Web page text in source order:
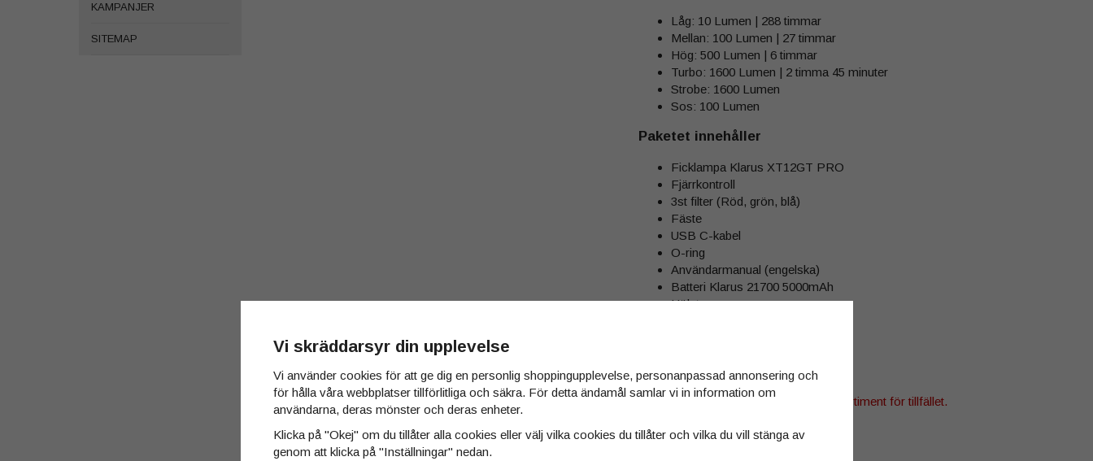
KAMPANJER
SITEMAP
Låg: 10 Lumen | 288 timmar
Mellan: 100 Lumen | 27 timmar
Hög: 500 Lumen | 6 timmar
Turbo: 1600 Lumen | 2 timma 45 minuter
Strobe: 1600 Lumen
Sos: 100 Lumen
Paketet innehåller
Ficklampa Klarus XT12GT PRO
Fjärrkontroll
3st filter (Röd, grön, blå)
Fäste
USB C-kabel
O-ring
Användarmanual (engelska)
Batteri Klarus 21700 5000mAh
Hölster
Tyvärr ingår inte denna produkt i vårt sortiment för tillfället.
Till butikens startsida »
Vi skräddarsyr din upplevelse
Vi använder cookies för att ge dig en personlig shoppingupplevelse, personanpassad annonsering och
för hålla våra webbplatser tillförlitliga och säkra. För detta ändamål samlar vi in information om
användarna, deras mönster och deras enheter.
Klicka på "Okej" om du tillåter alla cookies eller välj vilka cookies du tillåter och vilka du vill stänga av
genom att klicka på "Inställningar" nedan.